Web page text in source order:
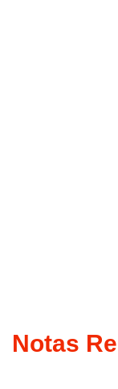
Notas